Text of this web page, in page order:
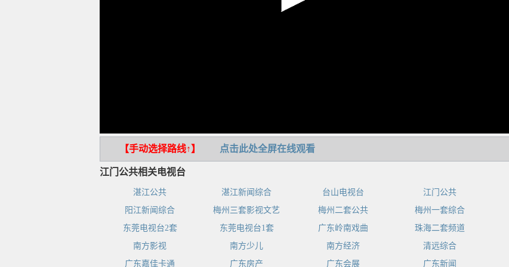
【手动选择路线↑】 点击此处全屏在线观看
江门公共相关电视台
湛江公共 湛江新闻综合 台山电视台 江门公共
阳江新闻综合
梅州三套影视文艺 梅州二套公共 梅州一套综合
东莞电视台2套
东莞电视台1套 广东岭南戏曲 珠海二套频道
南方影视
南方少儿 南方经济 清远综合
广东嘉佳卡通
广东房产 广东会展 广东新闻